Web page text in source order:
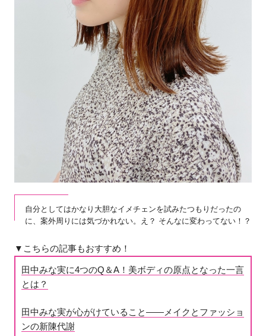
自分としてはかなり大胆なイメチェンを試みたつもりだったの
に、案外周りには気づかれない。え？ そんなに変わってない！？
▼こちらの記事もおすすめ！
田中みな実に4つのQ＆A！美ボディの原点となった一言
とは？
田中みな実が心がけていること――メイクとファッショ
ンの新陳代謝